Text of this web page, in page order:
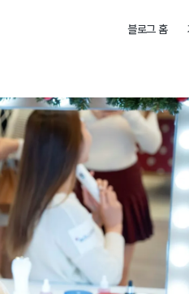
블로그 홈